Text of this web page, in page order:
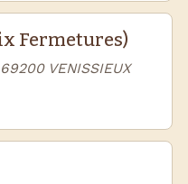
Fermetures)
VENISSIEUX